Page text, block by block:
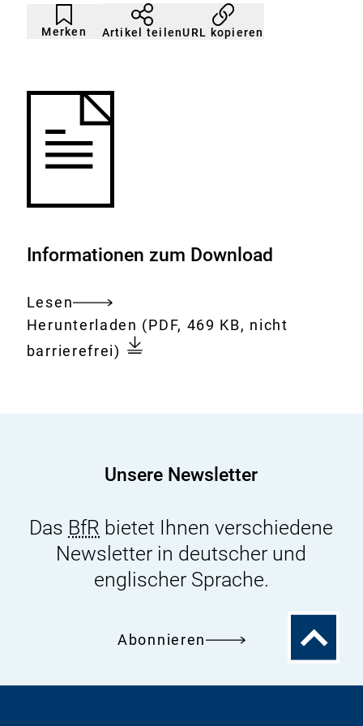
Merken
Artikel
nicht
gemerkt
Durch
Klicken
der
Artikel teilenURL kopieren
Informationen zum Download
Lesen
Gesamtes
Dokument
Download:
Herunterladen Aufbereitete
Abwässer:
vermeiden
(PDF, 469 KB, nicht
barrierefrei)
Unsere Newsletter
Das BfR bietet Ihnen verschiedene
Newsletter in deutscher und
englischer Sprache.
Abonnieren
Zum